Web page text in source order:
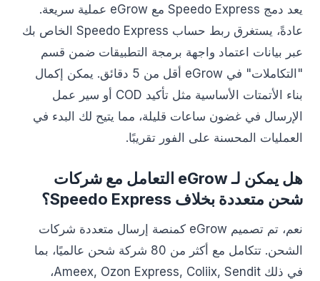
يعد دمج Speedo Express مع eGrow عملية سريعة.
عادةً، يستغرق ربط حساب Speedo Express الخاص بك
عبر بيانات اعتماد واجهة برمجة التطبيقات ضمن قسم
"التكاملات" في eGrow أقل من 5 دقائق. يمكن إكمال
بناء الأتمتات الأساسية مثل تأكيد COD أو سير عمل
الإرسال في غضون ساعات قليلة، مما يتيح لك البدء في
العمليات المحسنة على الفور تقريبًا.
هل يمكن لـ eGrow التعامل مع شركات
شحن متعددة بخلاف Speedo Express؟
نعم، تم تصميم eGrow كمنصة إرسال متعددة شركات
الشحن. تتكامل مع أكثر من 80 شركة شحن عالميًا، بما
في ذلك Ameex, Ozon Express, Coliix, Sendit،